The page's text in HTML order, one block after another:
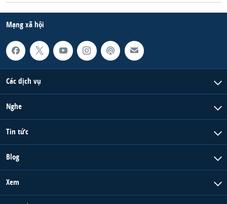
Mạng xã hội
Các dịch vụ
Nghe
Tin tức
Blog
Xem